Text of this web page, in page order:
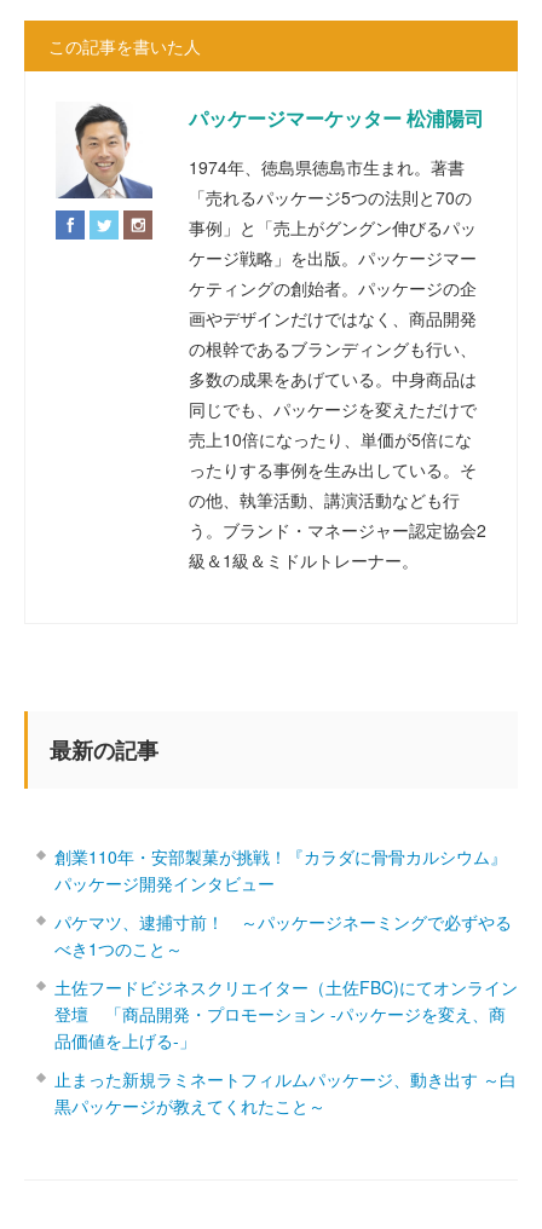
この記事を書いた人
パッケージマーケッター 松浦陽司
1974年、徳島県徳島市生まれ。著書
「売れるパッケージ5つの法則と70の
事例」と「売上がグングン伸びるパッ
ケージ戦略」を出版。パッケージマー
ケティングの創始者。パッケージの企
画やデザインだけではなく、商品開発
の根幹であるブランディングも行い、
多数の成果をあげている。中身商品は
同じでも、パッケージを変えただけで
売上10倍になったり、単価が5倍にな
ったりする事例を生み出している。そ
の他、執筆活動、講演活動なども行
う。ブランド・マネージャー認定協会2
級＆1級＆ミドルトレーナー。
最新の記事
創業110年・安部製菓が挑戦！『カラダに骨骨カルシウム』
パッケージ開発インタビュー
パケマツ、逮捕寸前！ ～パッケージネーミングで必ずやる
べき1つのこと～
土佐フードビジネスクリエイター（土佐FBC)にてオンライン
登壇 「商品開発・プロモーション ‐パッケージを変え、商
品価値を上げる‐」
止まった新規ラミネートフィルムパッケージ、動き出す ～白
黒パッケージが教えてくれたこと～